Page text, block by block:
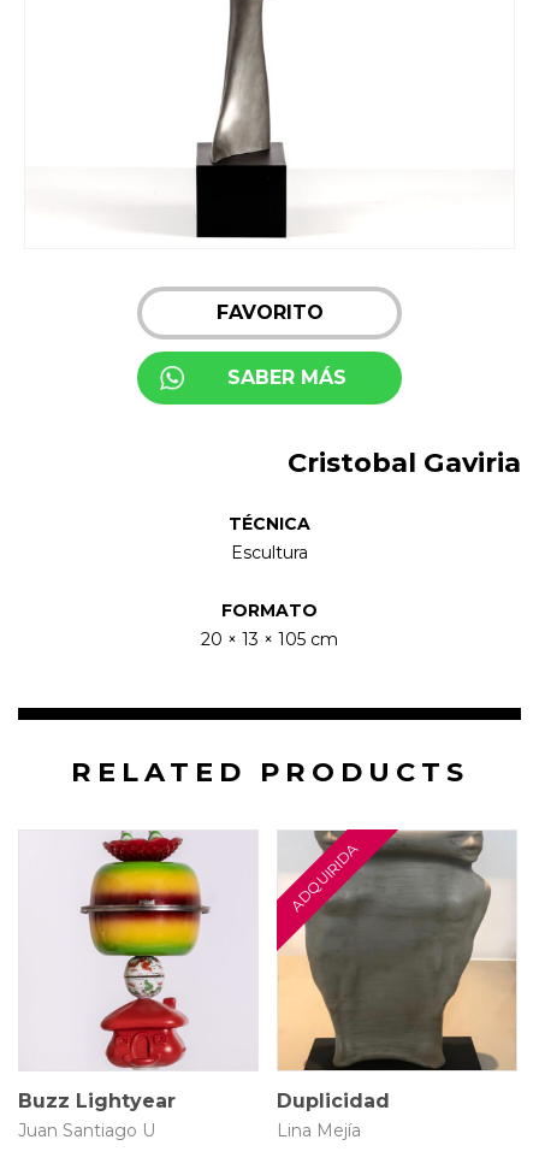
FAVORITO
SABER MÁS
Cristobal Gaviria
TÉCNICA
Escultura
FORMATO
20 × 13 × 105 cm
RELATED PRODUCTS
16 × 55 cm
2.500.000
Buzz Lightyear
Juan Santiago U
25 × 30 cm
Duplicidad
Lina Mejía